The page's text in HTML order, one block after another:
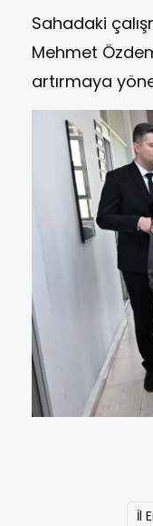
Sahadaki
Mehmet
artırmaya
İl